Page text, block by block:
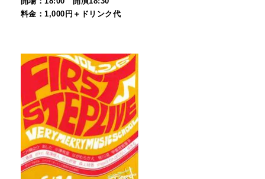
料金：1,000円＋ドリンク代